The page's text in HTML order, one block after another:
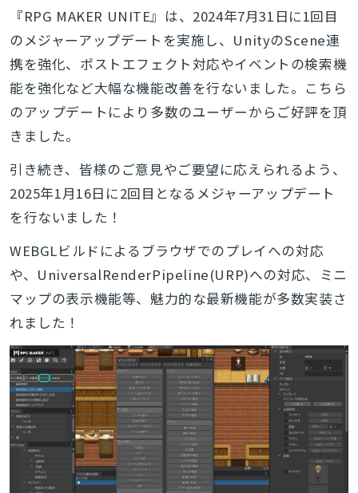
『RPG MAKER UNITE』は、2024年7月31日に1回目
のメジャーアップデートを実施し、UnityのScene連
携を強化、ポストエフェクト対応やイベントの検索機
能を強化など大幅な機能改善を行ないました。こちら
のアップデートにより多数のユーザーからご好評を頂
きました。
引き続き、皆様のご意見やご要望に応えられるよう、
2025年1月16日に2回目となるメジャーアップデート
を行ないました！
WEBGLビルドによるブラウザでのプレイへの対応
や、UniversalRenderPipeline(URP)への対応、ミニ
マップの表示機能等、魅力的な最新機能が多数実装さ
れました！